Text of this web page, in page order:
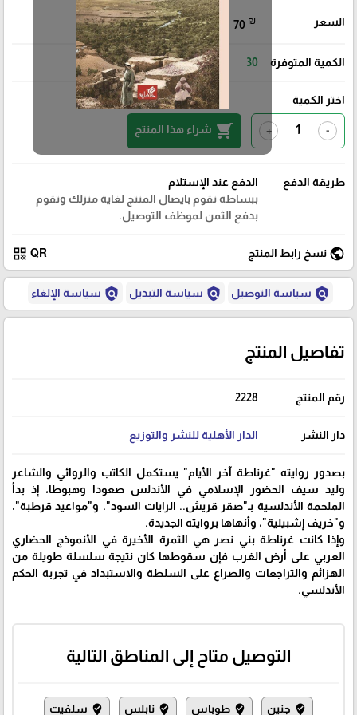
السعر 70 ₪
الكمية المتوفرة 30
اختر الكمية
-
+
shopping_cart شراء هذا المنتج
طريقة الدفع
الدفع عند الإستلام
ببساطة نقوم بايصال المنتج لغاية منزلك وتقوم
بدفع الثمن لموظف التوصيل.
public نسخ رابط المنتج QR
qr_code
policy سياسة التوصيل policy سياسة التبديل policy سياسة الإلغاء
تفاصيل المنتج
رقم المنتج 2228
دار النشر الدار الأهلية للنشر والتوزيع
بصدور روايته "غرناطة آخر الأيام" يستكمل الكاتب والروائي والشاعر
وليد سيف الحضور الإسلامي في الأندلس صعودا وهبوطا، إذ بدأ
الملحمة الأندلسية بـ"صقر قريش.. الرايات السود"، و"مواعيد قرطبة"،
و"خريف إشبيلية"، وأنهاها بروايته الجديدة.
وإذا كانت غرناطة بني نصر هي الثمرة الأخيرة في الأنموذج الحضاري
العربي على أرض الغرب فإن سقوطها كان نتيجة سلسلة طويلة من
الهزائم والتراجعات والصراع على السلطة والاستبداد في تجربة الحكم
الأندلسي.
التوصيل متاح إلى المناطق التالية
where_to_vote جنين where_to_vote طوباس where_to_vote نابلس where_to_vote سلفيت